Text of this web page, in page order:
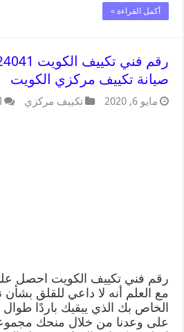
أكمل القراءة »
صيانة تكييف مركزي الكويت
مايو 6, 2020 تكييف مركزي
رقم فني تكييف الكويت احصل
مع العلم أنه لا داعي للقلق بشأن
الخاص بك الذي يبقيك باردًا
على وعدنا من خلال منحك